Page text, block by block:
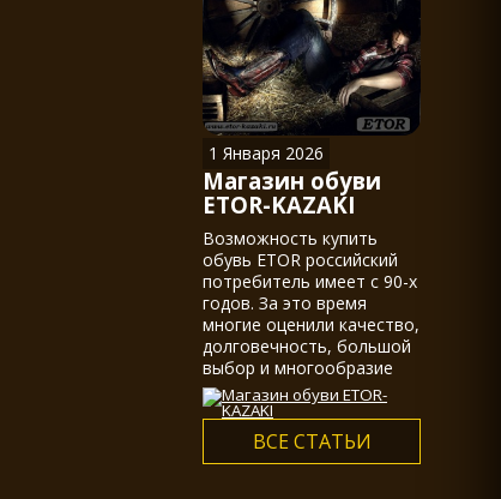
1 Января 2026
Магазин обуви
ETOR-KAZAKI
Возможность купить
обувь ETOR российский
потребитель имеет с 90-х
годов. За это время
многие оценили качество,
долговечность, большой
выбор и многообразие
ассортимента...
ВСЕ СТАТЬИ